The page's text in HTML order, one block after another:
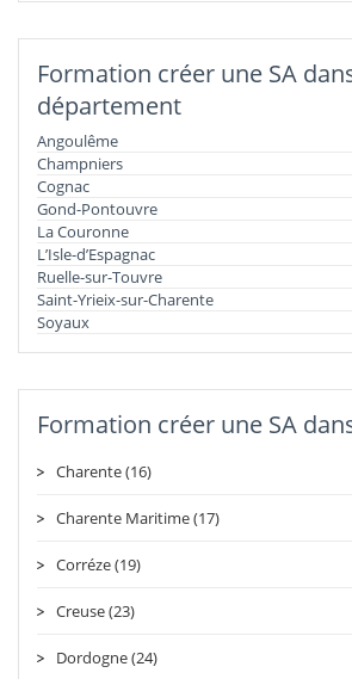
Formation créer une SA
département
Angoulême
Champniers
Cognac
Gond-Pontouvre
La Couronne
L’Isle-d’Espagnac
Ruelle-sur-Touvre
Saint-Yrieix-sur-Charente
Soyaux
Formation créer une SA
Charente (16)
Charente Maritime (17)
Corréze (19)
Creuse (23)
Dordogne (24)